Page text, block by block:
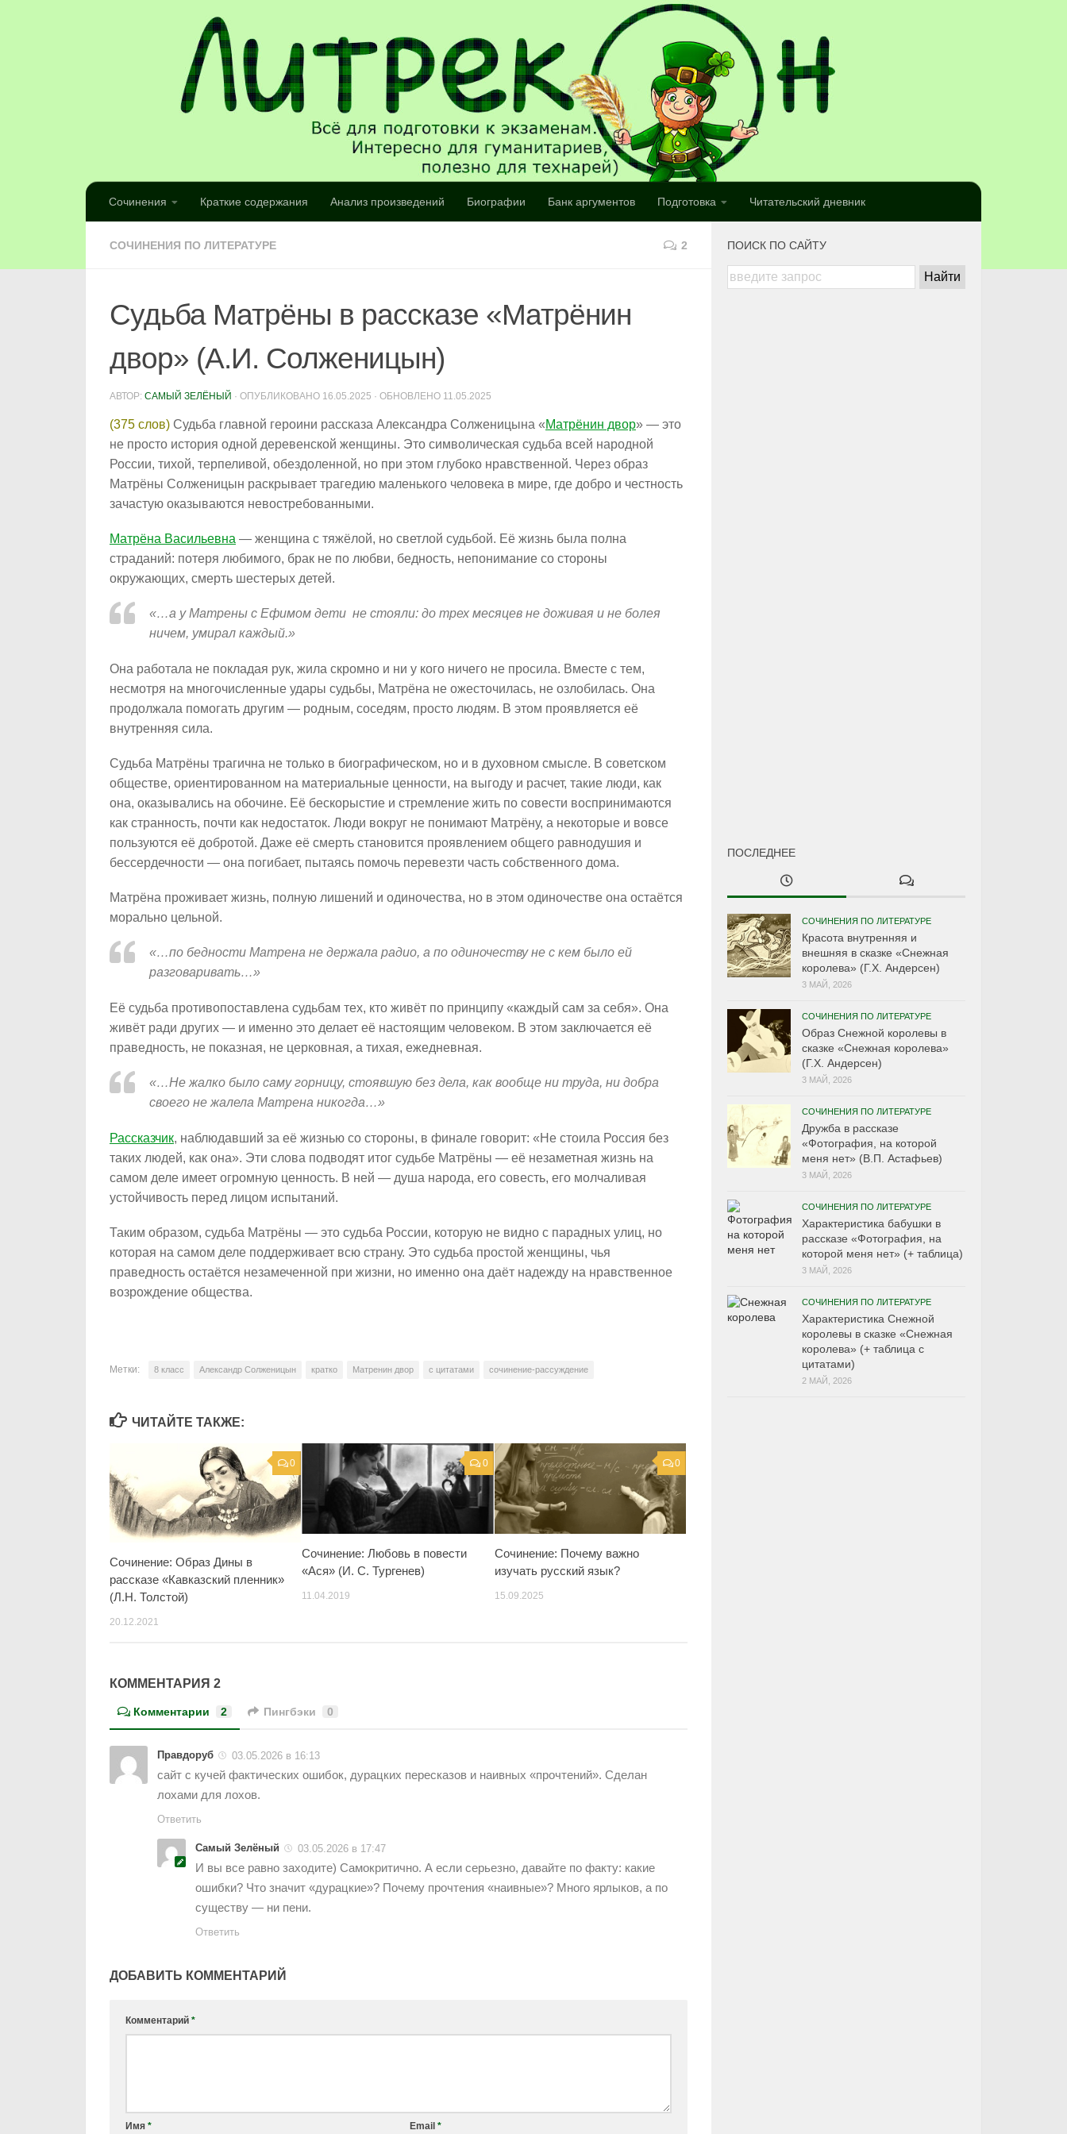
Сочинения Краткие содержания Анализ произведений Биографии Банк аргументов Подготовка Читательский дневник
СОЧИНЕНИЯ ПО ЛИТЕРАТУРЕ 2
Судьба Матрёны в рассказе «Матрёнин
двор» (А.И. Солженицын)
АВТОР: САМЫЙ ЗЕЛЁНЫЙ · ОПУБЛИКОВАНО 16.05.2025 · ОБНОВЛЕНО 11.05.2025
(375 слов) Судьба главной героини рассказа Александра Солженицына «Матрёнин двор» — это
не просто история одной деревенской женщины. Это символическая судьба всей народной
России, тихой, терпеливой, обездоленной, но при этом глубоко нравственной. Через образ
Матрёны Солженицын раскрывает трагедию маленького человека в мире, где добро и честность
зачастую оказываются невостребованными.
Матрёна Васильевна — женщина с тяжёлой, но светлой судьбой. Её жизнь была полна
страданий: потеря любимого, брак не по любви, бедность, непонимание со стороны
окружающих, смерть шестерых детей.
«…а у Матрены с Ефимом дети не стояли: до трех месяцев не доживая и не болея
ничем, умирал каждый.»
Она работала не покладая рук, жила скромно и ни у кого ничего не просила. Вместе с тем,
несмотря на многочисленные удары судьбы, Матрёна не ожесточилась, не озлобилась. Она
продолжала помогать другим — родным, соседям, просто людям. В этом проявляется её
внутренняя сила.
Судьба Матрёны трагична не только в биографическом, но и в духовном смысле. В советском
обществе, ориентированном на материальные ценности, на выгоду и расчет, такие люди, как
она, оказывались на обочине. Её бескорыстие и стремление жить по совести воспринимаются
как странность, почти как недостаток. Люди вокруг не понимают Матрёну, а некоторые и вовсе
пользуются её добротой. Даже её смерть становится проявлением общего равнодушия и
бессердечности — она погибает, пытаясь помочь перевезти часть собственного дома.
Матрёна проживает жизнь, полную лишений и одиночества, но в этом одиночестве она остаётся
морально цельной.
«…по бедности Матрена не держала радио, а по одиночеству не с кем было ей
разговаривать…»
Её судьба противопоставлена судьбам тех, кто живёт по принципу «каждый сам за себя». Она
живёт ради других — и именно это делает её настоящим человеком. В этом заключается её
праведность, не показная, не церковная, а тихая, ежедневная.
«…Не жалко было саму горницу, стоявшую без дела, как вообще ни труда, ни добра
своего не жалела Матрена никогда…»
Рассказчик, наблюдавший за её жизнью со стороны, в финале говорит: «Не стоила Россия без
таких людей, как она». Эти слова подводят итог судьбе Матрёны — её незаметная жизнь на
самом деле имеет огромную ценность. В ней — душа народа, его совесть, его молчаливая
устойчивость перед лицом испытаний.
Таким образом, судьба Матрёны — это судьба России, которую не видно с парадных улиц, но
которая на самом деле поддерживает всю страну. Это судьба простой женщины, чья
праведность остаётся незамеченной при жизни, но именно она даёт надежду на нравственное
возрождение общества.
Метки: 8 класс Александр Солженицын кратко Матренин двор с цитатами сочинение-рассуждение
ЧИТАЙТЕ ТАКЖЕ:
0
Сочинение: Образ Дины в
рассказе «Кавказский пленник»
(Л.Н. Толстой)
20.12.2021
0
Сочинение: Любовь в повести
«Ася» (И. С. Тургенев)
11.04.2019
0
Сочинение: Почему важно
изучать русский язык?
15.09.2025
КОММЕНТАРИЯ 2
Комментарии 2 Пингбэки 0
Правдоруб 03.05.2026 в 16:13
сайт с кучей фактических ошибок, дурацких пересказов и наивных «прочтений». Сделан
лохами для лохов.
Ответить
Самый Зелёный 03.05.2026 в 17:47
И вы все равно заходите) Самокритично. А если серьезно, давайте по факту: какие
ошибки? Что значит «дурацкие»? Почему прочтения «наивные»? Много ярлыков, а по
существу — ни пени.
Ответить
ДОБАВИТЬ КОММЕНТАРИЙ
Комментарий *
Имя * Email *
ПОИСК ПО САЙТУ
ПОСЛЕДНЕЕ
СОЧИНЕНИЯ ПО ЛИТЕРАТУРЕ
Красота внутренняя и
внешняя в сказке «Снежная
королева» (Г.Х. Андерсен)
3 МАЙ, 2026
СОЧИНЕНИЯ ПО ЛИТЕРАТУРЕ
Образ Снежной королевы в
сказке «Снежная королева»
(Г.Х. Андерсен)
3 МАЙ, 2026
СОЧИНЕНИЯ ПО ЛИТЕРАТУРЕ
Дружба в рассказе
«Фотография, на которой
меня нет» (В.П. Астафьев)
3 МАЙ, 2026
СОЧИНЕНИЯ ПО ЛИТЕРАТУРЕ
Характеристика бабушки в
рассказе «Фотография, на
которой меня нет» (+ таблица)
3 МАЙ, 2026
СОЧИНЕНИЯ ПО ЛИТЕРАТУРЕ
Характеристика Снежной
королевы в сказке «Снежная
королева» (+ таблица с
цитатами)
2 МАЙ, 2026